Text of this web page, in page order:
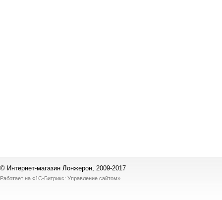
© Интернет-магазин Лонжерон, 2009-2017
Работает на «1С-Битрикс: Управление сайтом»